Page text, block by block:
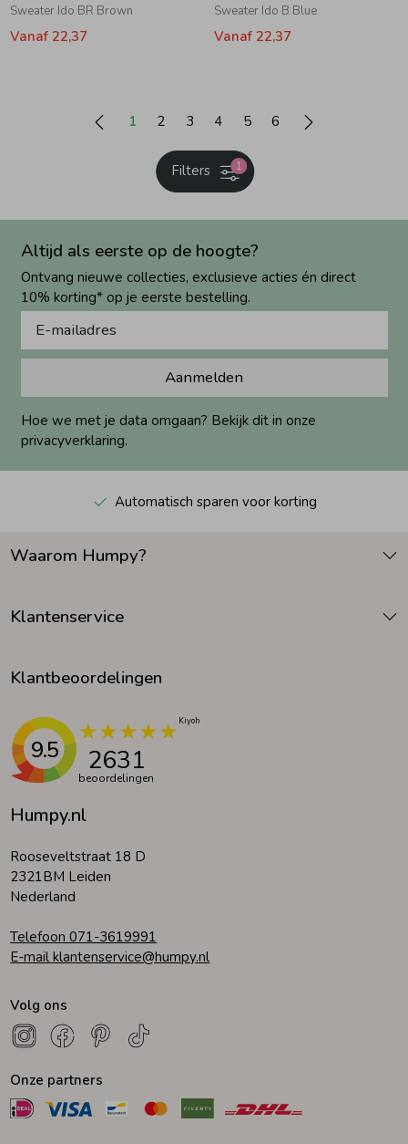
Sweater Ido BR Brown
Vanaf 22,37
Sweater Ido B Blue
Vanaf 22,37
1 2 3 4 5 6
1
Filters
Altijd als eerste op de hoogte?
Ontvang nieuwe collecties, exclusieve acties én direct
10% korting* op je eerste bestelling.
Aanmelden
Hoe we met je data omgaan? Bekijk dit in onze
privacyverklaring.
Automatisch sparen voor korting
Humpy.nl
Rooseveltstraat 18 D
2321BM Leiden
Nederland
Telefoon 071-3619991
E-mail klantenservice@humpy.nl
Waarom Humpy?
Klantenservice
Klantbeoordelingen
9.5 2631
beoordelingen
Volg ons
Onze partners